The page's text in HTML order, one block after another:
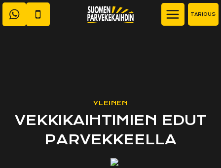
Siirry
sisältöön
TARJOUS
YLEINEN
VEKKIKAIHTIMIEN EDUT
PARVEKKEELLA